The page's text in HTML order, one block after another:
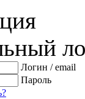
Логин / email
Пароль